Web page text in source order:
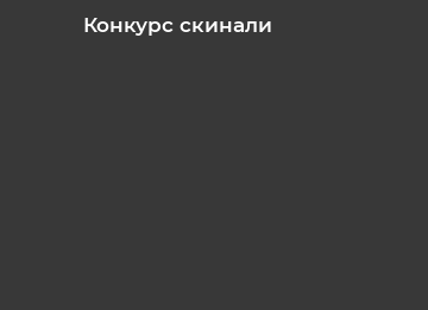
Конкурс скинали